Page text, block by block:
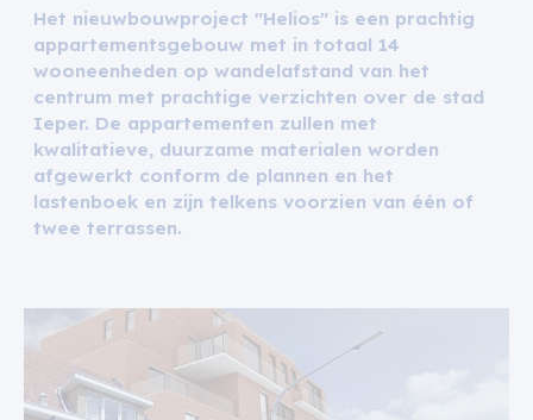
Het nieuwbouwproject "Helios" is een prachtig
appartementsgebouw met in totaal 14
wooneenheden op wandelafstand van het
centrum met prachtige verzichten over de stad
Ieper. De appartementen zullen met
kwalitatieve, duurzame materialen worden
afgewerkt conform de plannen en het
lastenboek en zijn telkens voorzien van één of
twee terrassen.